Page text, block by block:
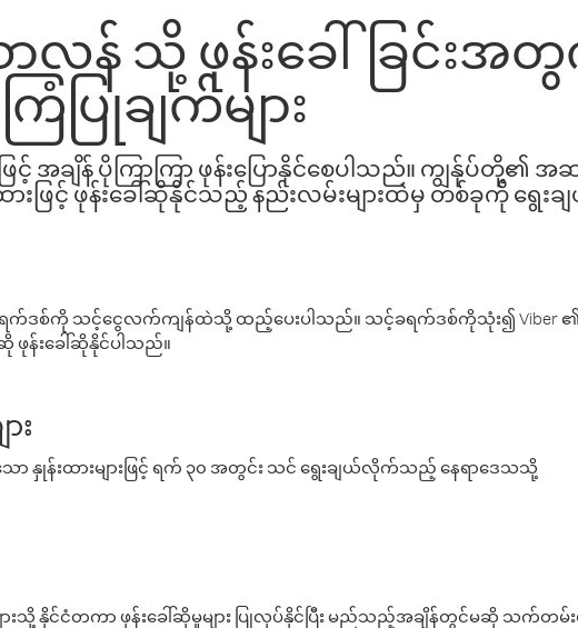
လန် သို့ ဖုန်းခေါ်ခြင်းအ
ပြုချက်များ
အချိန် ပိုကြာကြာ ဖုန်းပြောနိုင်စေပါသည်။ ကျွန်ုပ်တို့၏
ဖြင့် ဖုန်းခေါ်ဆိုနိုင်သည့် နည်းလမ်းများထဲမှ တစ်ခုကို ရွေးချ
က်ဒစ်ကို သင့်ငွေလက်ကျန်ထဲသို့ ထည့်ပေးပါသည်။ သင့်ခရက်ဒစ်ကိုသုံး၍ Viber ၏
ဖုန်းခေါ်ဆိုနိုင်ပါသည်။
း
နှုန်းထားများဖြင့် ရက် ၃၀ အတွင်း သင် ရွေးချယ်လိုက်သည့် နေရာဒေသသို့
ားသို့ နိုင်ငံတကာ ဖုန်းခေါ်ဆိုမှုများ ပြုလုပ်နိုင်ပြီး မည်သည့်အချိန်တွင်မဆို သက်တမ်